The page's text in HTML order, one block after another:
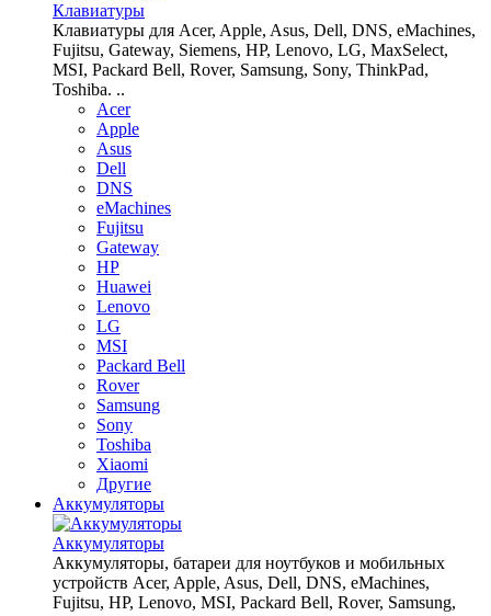
Клавиатуры
Клавиатуры для Acer, Apple, Asus, Dell, DNS, eMachines,
Fujitsu, Gateway, Siemens, HP, Lenovo, LG, MaxSelect,
MSI, Packard Bell, Rover, Samsung, Sony, ThinkPad,
Toshiba. ..
Acer
Apple
Asus
Dell
DNS
eMachines
Fujitsu
Gateway
HP
Huawei
Lenovo
LG
MSI
Packard Bell
Rover
Samsung
Sony
Toshiba
Xiaomi
Другие
Аккумуляторы
Аккумуляторы
Аккумуляторы, батареи для ноутбуков и мобильных
устройств Acer, Apple, Asus, Dell, DNS, eMachines,
Fujitsu, HP, Lenovo, MSI, Packard Bell, Rover, Samsung,